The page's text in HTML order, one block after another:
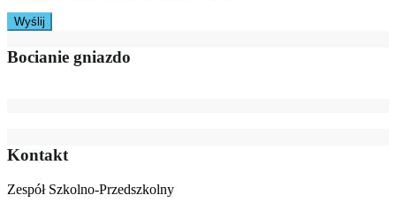
Bocianie gniazdo
Kontakt
Zespół Szkolno-Przedszkolny